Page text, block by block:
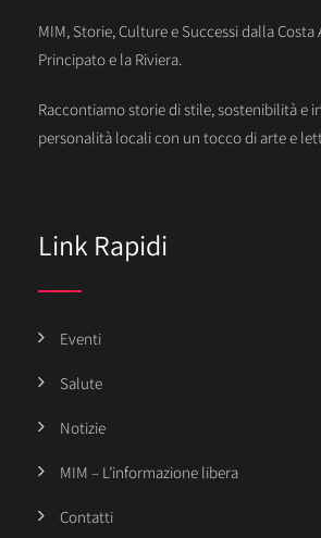
MIM, Storie, Culture e Successi dalla Costa
Principato e la Riviera.
Raccontiamo storie di stile, sostenibilità e
personalità locali con un tocco di arte e
Link Rapidi
Eventi
Salute
Notizie
MIM – L’informazione libera
Contatti